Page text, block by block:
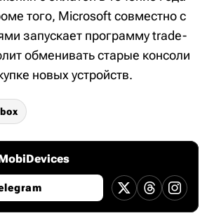
того, Microsoft совместно с
запускает программу trade-
обменивать старые консоли
новых устройств.